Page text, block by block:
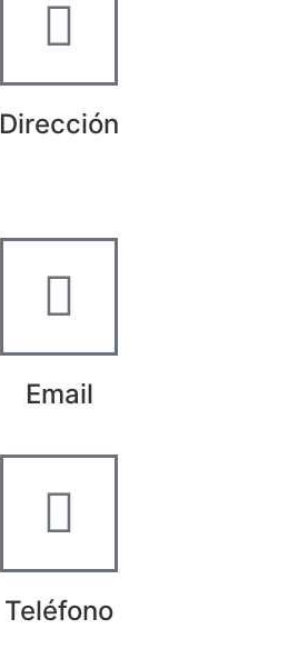
Dirección
Email
Teléfono